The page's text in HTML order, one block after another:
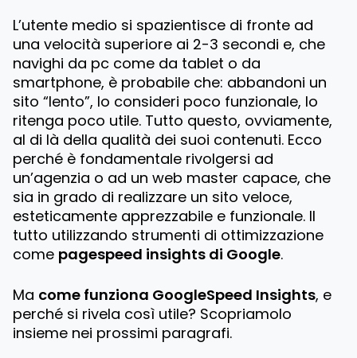
L’utente medio si spazientisce di fronte ad
una velocità superiore ai 2-3 secondi e, che
navighi da pc come da tablet o da
smartphone, è probabile che: abbandoni un
sito “lento”, lo consideri poco funzionale, lo
ritenga poco utile. Tutto questo, ovviamente,
al di là della qualità dei suoi contenuti. Ecco
perché è fondamentale rivolgersi ad
un’agenzia o ad un web master capace, che
sia in grado di realizzare un sito veloce,
esteticamente apprezzabile e funzionale. Il
tutto utilizzando strumenti di ottimizzazione
come pagespeed insights di Google.
Ma come funziona GoogleSpeed Insights, e
perché si rivela così utile? Scopriamolo
insieme nei prossimi paragrafi.